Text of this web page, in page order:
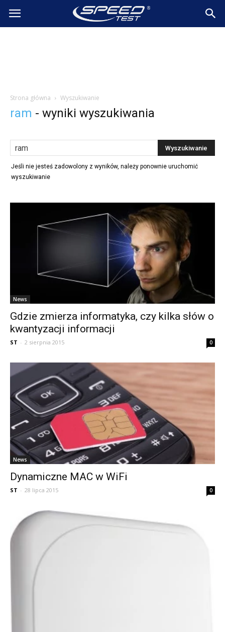
SpeedTest.pl
Strona główna Wyszukiwanie
ram - wyniki wyszukiwania
Jeśli nie jesteś zadowolony z wyników, należy ponownie uruchomić
wyszukiwanie
News
Gdzie zmierza informatyka, czy kilka słów o
kwantyzacji informacji
ST - 2 sierpnia 2015 0
News
Dynamiczne MAC w WiFi
ST - 28 lipca 2015 0